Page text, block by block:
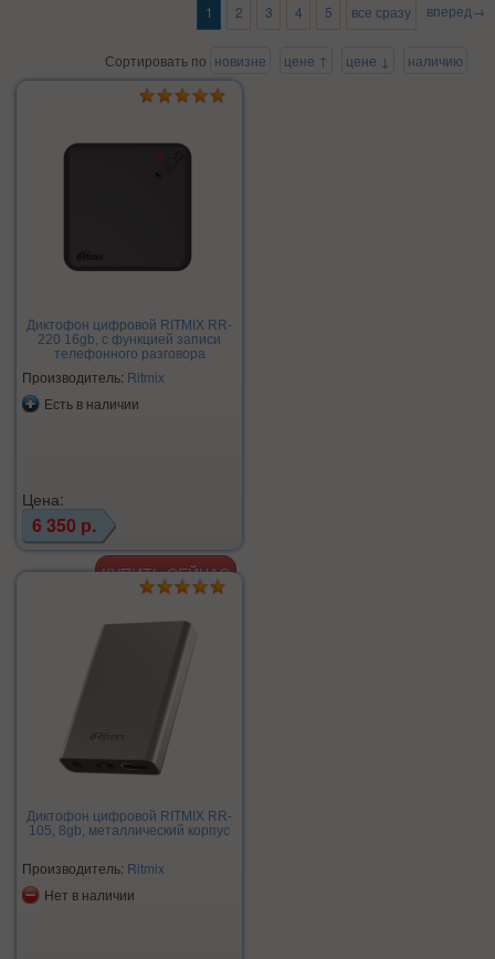
1 2 3 4 5 все сразу вперед→
Сортировать по новизне цене ↑ цене ↓ наличию
Диктофон цифровой RITMIX RR-
220 16gb, с функцией записи
телефонного разговора
Производитель: Ritmix
Есть в наличии
Цена:
6 350 р.
Диктофон цифровой RITMIX RR-
105, 8gb, металлический корпус
Производитель: Ritmix
Нет в наличии